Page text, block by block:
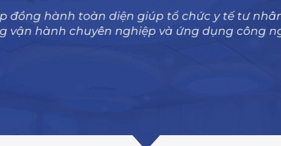
đồng hành toàn diện giúp tổ chức y tế tư
vận hành chuyên nghiệp và ứng dụng công